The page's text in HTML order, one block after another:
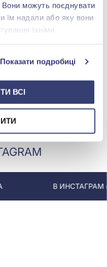
можуть поєднувати
їм надали або яку вони
їхніми
Показати подробиці
ВСІ
139 332,00 грн
(арт. Годинник 90)
В ИНСТАГРАМ